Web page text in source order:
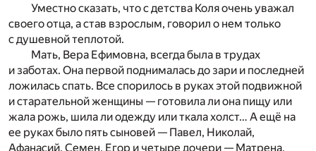
Уместно сказать, что с детства Коля очень уважал
своего отца, а став взрослым, говорил о нем только
с душевной теплотой.
Мать, Вера Ефимовна, всегда была в трудах
и заботах. Она первой поднималась до зари и последней
ложилась спать. Все спорилось в руках этой подвижной
и старательной женщины — готовила ли она пищу или
жала рожь, шила ли одежду или ткала холст… А ещё на
ее руках было пять сыновей — Павел, Николай,
Афанасий, Семен, Егор и четыре дочери — Матрена,